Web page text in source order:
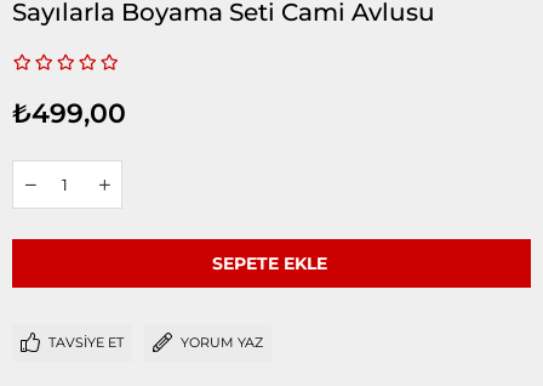
Sayılarla Boyama Seti Cami Avlusu
₺499,00
TAVSIYE ET YORUM YAZ